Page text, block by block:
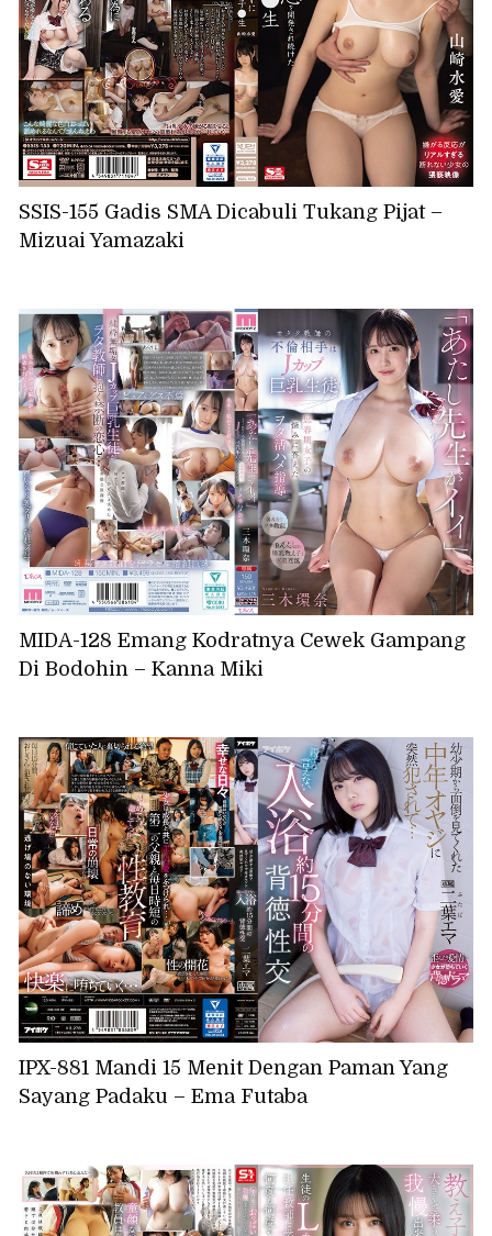
SSIS-155 Gadis SMA Dicabuli Tukang Pijat –
Mizuai Yamazaki
MIDA-128 Emang Kodratnya Cewek Gampang
Di Bodohin – Kanna Miki
IPX-881 Mandi 15 Menit Dengan Paman Yang
Sayang Padaku – Ema Futaba